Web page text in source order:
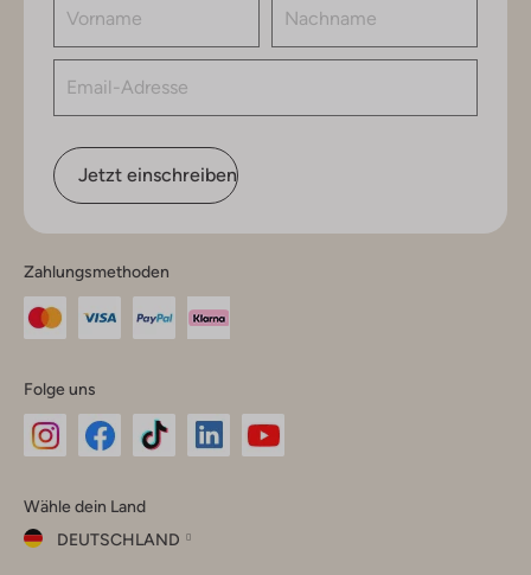
Jetzt einschreiben
Zahlungsmethoden
Folge uns
Instagram
Facebook
TikTok
Wähle dein Land
DEUTSCHLAND